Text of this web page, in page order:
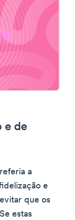
e de
a
e
que os
estas